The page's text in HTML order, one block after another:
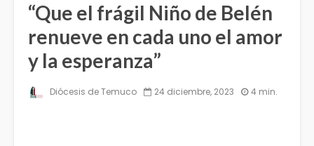
“Que el frágil Niño de Belén
renueve en cada uno el amor
y la esperanza”
Diócesis de Temuco 24 diciembre, 2023 4 min.